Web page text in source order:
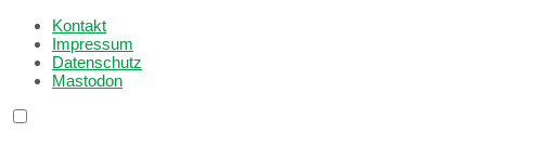
Kontakt
Impressum
Datenschutz
Mastodon